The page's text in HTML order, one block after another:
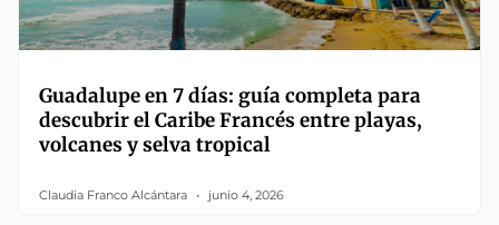
Guadalupe en 7 días: guía completa para
descubrir el Caribe Francés entre playas,
volcanes y selva tropical
Claudia Franco Alcántara junio 4, 2026